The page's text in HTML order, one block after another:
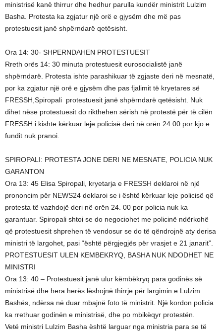
ministrisë kanë thirrur dhe hedhur parulla kundër ministrit Lulzim
Basha. Protesta ka zgjatur një orë e gjysëm dhe më pas
protestuesit janë shpërndarë qetësisht.
Ora 14: 30- SHPERNDAHEN PROTESTUESIT
Rreth orës 14: 30 minuta protestuesit eurosocialistë janë
shpërndarë. Protesta ishte parashikuar të zgjaste deri në mesnatë,
por ka zgjatur një orë e gjysëm dhe pas fjalimit të kryetares së
FRESSH,Spiropali protestuesit janë shpërndarë qetësisht. Nuk
dihet nëse protestuesit do rikthehen sërish në protestë për të cilën
FRESSH i kishte kërkuar leje policisë deri në orën 24:00 por kjo e
fundit nuk pranoi.
SPIROPALI: PROTESTA JONE DERI NE MESNATE, POLICIA NUK
GARANTON
Ora 13: 45 Elisa Spiropali, kryetarja e FRESSH deklaroi në një
prononcim për NEWS24 deklaroi se i është kërkuar leje policisë që
protesta të vazhdojë deri në orën 24. 00 por policia nuk ka
garantuar. Spiropali shtoi se do negociohet me policinë ndërkohë
që protestuesit shprehen të vendosur se do të qëndrojnë aty derisa
ministri të largohet, pasi “është përgjegjës për vrasjet e 21 janarit”.
PROTESTUESIT ULEN KEMBEKRYQ, BASHA NUK NDODHET NE
MINISTRI
Ora 13: 40 – Protestuesit janë ulur këmbëkryq para godinës së
ministrisë dhe hera herës lëshojnë thirrje për largimin e Lulzim
Bashës, ndërsa në duar mbajnë foto të ministrit. Një kordon policia
ka rrethuar godinën e ministrisë, dhe po mbikëqyr protestën.
Vetë ministri Lulzim Basha është larguar nga ministria para se të